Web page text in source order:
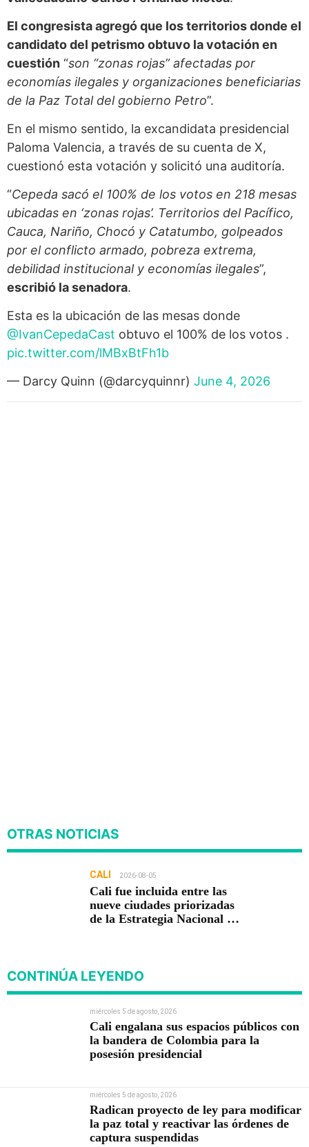
El congresista agregó que los territorios donde el
candidato del petrismo obtuvo la votación en
cuestión “son “zonas rojas” afectadas por
economías ilegales y organizaciones beneficiarias
de la Paz Total del gobierno Petro”.
En el mismo sentido, la excandidata presidencial
Paloma Valencia, a través de su cuenta de X,
cuestionó esta votación y solicitó una auditoría.
“Cepeda sacó el 100% de los votos en 218 mesas
ubicadas en ‘zonas rojas’. Territorios del Pacífico,
Cauca, Nariño, Chocó y Catatumbo, golpeados
por el conflicto armado, pobreza extrema,
debilidad institucional y economías ilegales”,
escribió la senadora.
Esta es la ubicación de las mesas donde
@IvanCepedaCast obtuvo el 100% de los votos .
pic.twitter.com/lMBxBtFh1b
— Darcy Quinn (@darcyquinnr) June 4, 2026
OTRAS NOTICIAS
CALI 2026-08-05
Cali fue incluida entre las
nueve ciudades priorizadas
de la Estrategia Nacional de
CONTINÚA LEYENDO
miércoles 5 de agosto, 2026
Cali engalana sus espacios públicos con
la bandera de Colombia para la
posesión presidencial
miércoles 5 de agosto, 2026
Radican proyecto de ley para modificar
la paz total y reactivar las órdenes de
captura suspendidas